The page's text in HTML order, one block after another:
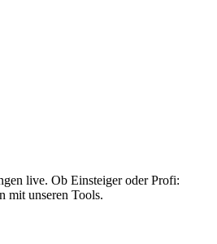
live. Ob Einsteiger oder Profi:
mit unseren Tools.